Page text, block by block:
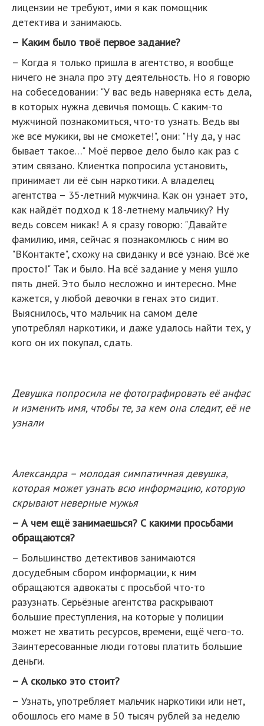
лицензии не требуют, ими я как помощник
детектива и занимаюсь.
– Каким было твоё первое задание?
– Когда я только пришла в агентство, я вообще
ничего не знала про эту деятельность. Но я говорю
на собеседовании: "У вас ведь наверняка есть дела,
в которых нужна девичья помощь. С каким-то
мужчиной познакомиться, что-то узнать. Ведь вы
же все мужики, вы не сможете!", они: "Ну да, у нас
бывает такое…" Моё первое дело было как раз с
этим связано. Клиентка попросила установить,
принимает ли её сын наркотики. А владелец
агентства – 35-летний мужчина. Как он узнает это,
как найдёт подход к 18-летнему мальчику? Ну
ведь совсем никак! А я сразу говорю: "Давайте
фамилию, имя, сейчас я познакомлюсь с ним во
"ВКонтакте", схожу на свиданку и всё узнаю. Всё же
просто!" Так и было. На всё задание у меня ушло
пять дней. Это было несложно и интересно. Мне
кажется, у любой девочки в генах это сидит.
Выяснилось, что мальчик на самом деле
употреблял наркотики, и даже удалось найти тех, у
кого он их покупал, сдать.
Девушка попросила не фотографировать её анфас
и изменить имя, чтобы те, за кем она следит, её не
узнали
Александра – молодая симпатичная девушка,
которая может узнать всю информацию, которую
скрывают неверные мужья
– А чем ещё занимаешься? С какими просьбами
обращаются?
– Большинство детективов занимаются
досудебным сбором информации, к ним
обращаются адвокаты с просьбой что-то
разузнать. Серьёзные агентства раскрывают
большие преступления, на которые у полиции
может не хватить ресурсов, времени, ещё чего-то.
Заинтересованные люди готовы платить большие
деньги.
– А сколько это стоит?
– Узнать, употребляет мальчик наркотики или нет,
обошлось его маме в 50 тысяч рублей за неделю